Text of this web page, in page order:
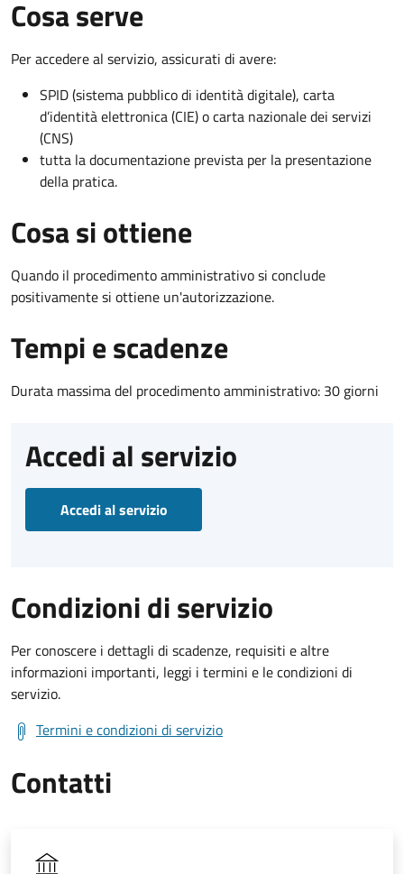
Cosa serve
Per accedere al servizio, assicurati di avere:
SPID (sistema pubblico di identità digitale), carta
d’identità elettronica (CIE) o carta nazionale dei servizi
(CNS)
tutta la documentazione prevista per la presentazione
della pratica.
Cosa si ottiene
Quando il procedimento amministrativo si conclude
positivamente si ottiene un'autorizzazione.
Tempi e scadenze
Durata massima del procedimento amministrativo: 30 giorni
Accedi al servizio
Accedi al servizio
Condizioni di servizio
Per conoscere i dettagli di scadenze, requisiti e altre
informazioni importanti, leggi i termini e le condizioni di
servizio.
Termini e condizioni di servizio
Contatti